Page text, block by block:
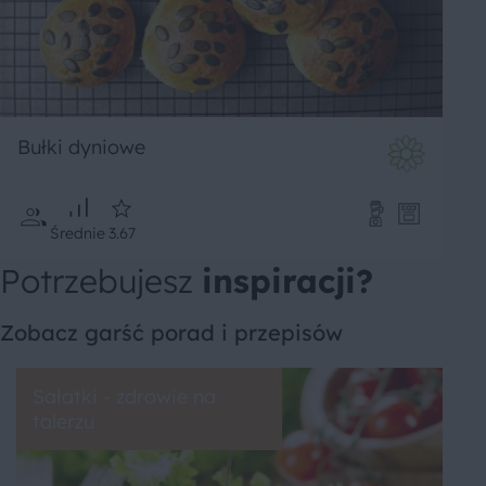
Bułki dyniowe
Średnie 3.67
Potrzebujesz inspiracji?
Zobacz garść porad i przepisów